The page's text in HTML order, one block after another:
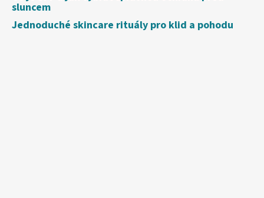
sluncem
Jednoduché skincare rituály pro klid a pohodu